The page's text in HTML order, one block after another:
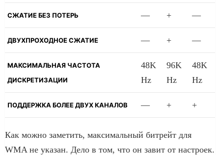
СЖАТИЕ БЕЗ ПОТЕРЬ — + —
ДВУХПРОХОДНОЕ СЖАТИЕ — + —
МАКСИМАЛЬНАЯ ЧАСТОТА
ДИСКРЕТИЗАЦИИ
48K
Hz
96K
Hz
48K
Hz
ПОДДЕРЖКА БОЛЕЕ ДВУХ КАНАЛОВ — + +
Как можно заметить, максимальный битрейт для
WMA не указан. Дело в том, что он завит от настроек.